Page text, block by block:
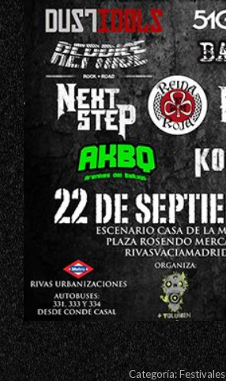
Categoría:Festivales